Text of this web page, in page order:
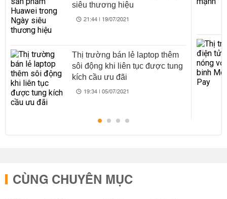
siêu thương hiệu
21:44 | 19/07/2021
Thị trường bán lẻ laptop thêm
sôi động khi liên tục được tung
kích cầu ưu đãi
19:34 | 05/07/2021
CÙNG CHUYÊN MỤC